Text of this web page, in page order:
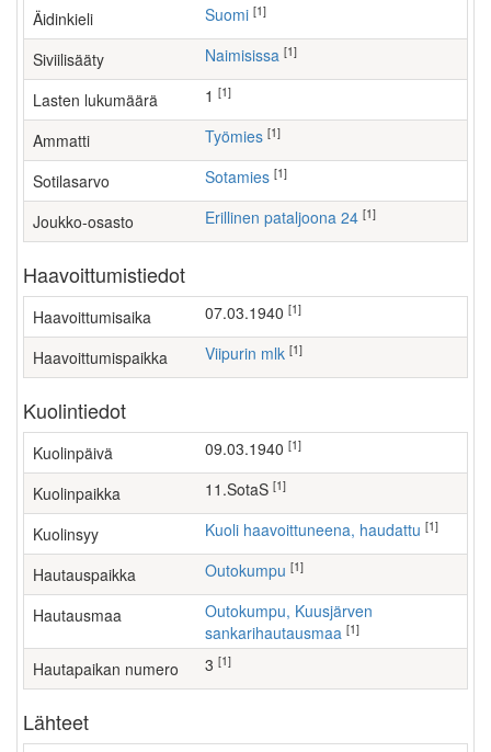
Äidinkieli Suomi [1]
Siviilisääty Naimisissa [1]
Lasten lukumäärä [1]
Ammatti työmies [1]
Sotilasarvo Sotamies [1]
Joukko-osasto Erillinen pataljoona 24 [1]
Haavoittumistiedot
Haavoittumisaika 07.03.1940 [1]
Haavoittumispaikka Viipurin mlk [1]
Kuolintiedot
Kuolinpäivä 09.03.1940 [1]
Kuolinpaikka 11.SotaS [1]
Kuolinsyy Kuoli haavoittuneena, haudattu [1]
Hautauspaikka Outokumpu [1]
Hautausmaa
Outokumpu, Kuusjärven
sankarihautausmaa [1]
Hautapaikan numero [1]
Lähteet